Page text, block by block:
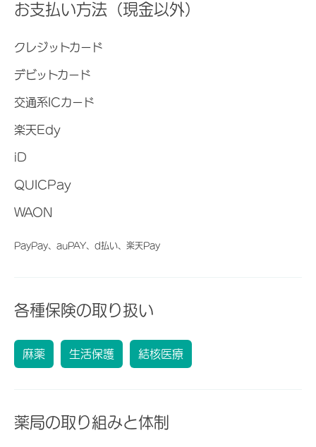
お支払い方法（現金以外）
クレジットカード
デビットカード
交通系ICカード
楽天Edy
iD
QUICPay
WAON
PayPay、auPAY、d払い、楽天Pay
各種保険の取り扱い
麻薬 生活保護 結核医療
薬局の取り組みと体制